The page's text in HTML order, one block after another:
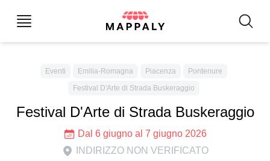
Eventi Emilia-Romagna Piacenza
Pontenure
Festival D'Arte di Strada Buskeraggio
Festival D'Arte di Strada Buskeraggio
Dal 6 giugno al 7 giugno 2026
INDIRIZZO NON VERIFICATO